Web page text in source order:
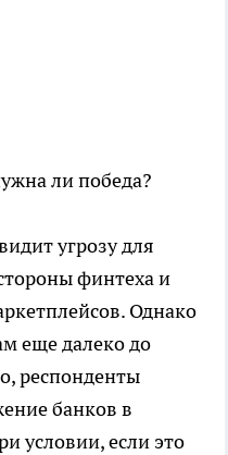
ли победа?
угрозу для
финтеха и
Однако
еще далеко до
респонденты
банков в
условии, если это